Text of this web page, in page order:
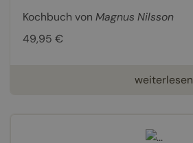
Kochbuch von Magnus Nilsson
49,95 €
weiterlesen